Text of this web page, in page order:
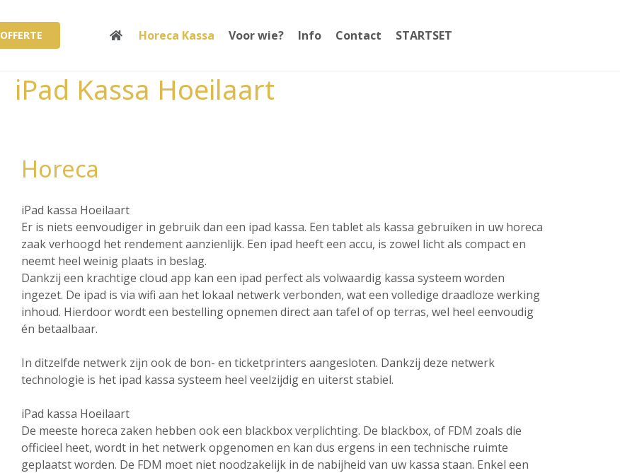
OFFERTE Horeca Kassa Voor wie? Info Contact STARTSET
iPad Kassa Hoeilaart
Horeca
iPad kassa Hoeilaart
Er is niets eenvoudiger in gebruik dan een ipad kassa. Een tablet als kassa gebruiken in uw horeca
zaak verhoogd het rendement aanzienlijk. Een ipad heeft een accu, is zowel licht als compact en
neemt heel weinig plaats in beslag.
Dankzij een krachtige cloud app kan een ipad perfect als volwaardig kassa systeem worden
ingezet. De ipad is via wifi aan het lokaal netwerk verbonden, wat een volledige draadloze werking
inhoud. Hierdoor wordt een bestelling opnemen direct aan tafel of op terras, wel heel eenvoudig
én betaalbaar.
In ditzelfde netwerk zijn ook de bon- en ticketprinters aangesloten. Dankzij deze netwerk
technologie is het ipad kassa systeem heel veelzijdig en uiterst stabiel.
iPad kassa Hoeilaart
De meeste horeca zaken hebben ook een blackbox verplichting. De blackbox, of FDM zoals die
officieel heet, wordt in het netwerk opgenomen en kan dus ergens in een technische ruimte
geplaatst worden. De FDM moet niet noodzakelijk in de nabijheid van uw kassa staan. Enkel een